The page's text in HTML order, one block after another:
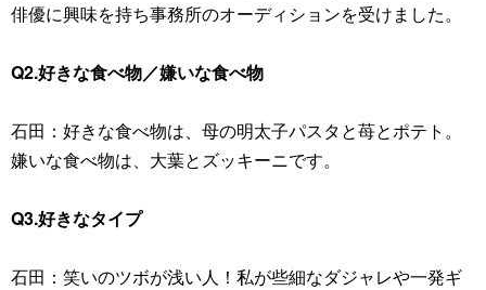
俳優に興味を持ち事務所のオーディションを受けました。
Q2.好きな食べ物／嫌いな食べ物
石田：好きな食べ物は、母の明太子パスタと苺とポテト。
嫌いな食べ物は、大葉とズッキーニです。
Q3.好きなタイプ
石田：笑いのツボが浅い人！私が些細なダジャレや一発ギ